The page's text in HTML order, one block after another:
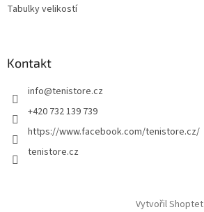
Tabulky velikostí
Kontakt
info@tenistore.cz
+420 732 139 739
https://www.facebook.com/tenistore.cz/
tenistore.cz
Vytvořil Shoptet